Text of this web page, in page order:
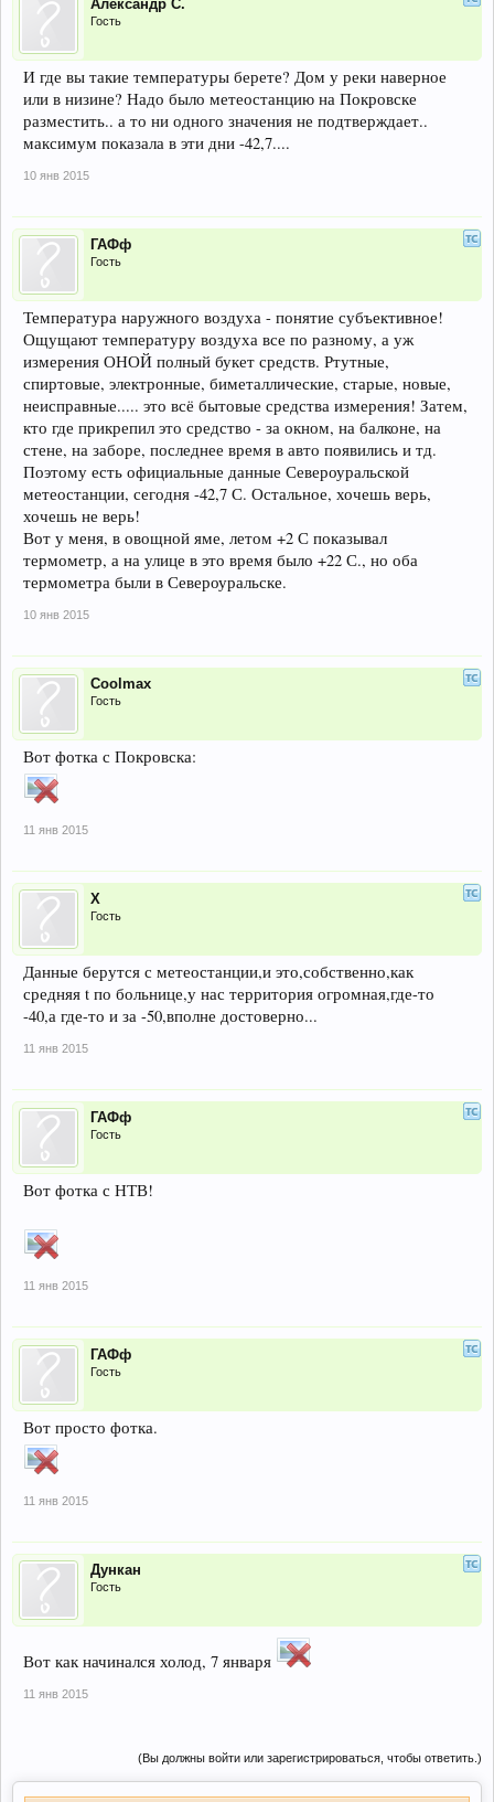
Александр С.
Гость
И где вы такие температуры берете? Дом у реки наверное
или в низине? Надо было метеостанцию на Покровске
разместить.. а то ни одного значения не подтверждает..
максимум показала в эти дни -42,7....
10 янв 2015
ГАФф
Гость
Температура наружного воздуха - понятие субъективное!
Ощущают температуру воздуха все по разному, а уж
измерения ОНОЙ полный букет средств. Ртутные,
спиртовые, электронные, биметаллические, старые, новые,
неисправные..... это всё бытовые средства измерения! Затем,
кто где прикрепил это средство - за окном, на балконе, на
стене, на заборе, последнее время в авто появились и тд.
Поэтому есть официальные данные Североуральской
метеостанции, сегодня -42,7 С. Остальное, хочешь верь,
хочешь не верь!
Вот у меня, в овощной яме, летом +2 С показывал
термометр, а на улице в это время было +22 С., но оба
термометра были в Североуральске.
10 янв 2015
Coolmax
Гость
Вот фотка с Покровска:
11 янв 2015
Х
Гость
Данные берутся с метеостанции,и это,собственно,как
средняя t по больнице,у нас территория огромная,где-то
-40,а где-то и за -50,вполне достоверно...
11 янв 2015
ГАФф
Гость
Вот фотка с НТВ!
11 янв 2015
ГАФф
Гость
Вот просто фотка.
11 янв 2015
Дункан
Гость
Вот как начинался холод, 7 января
11 янв 2015
(Вы должны войти или зарегистрироваться, чтобы ответить.)